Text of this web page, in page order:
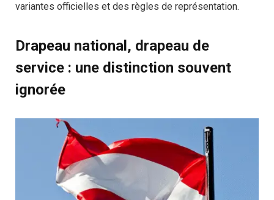
variantes officielles et des règles de représentation.
Drapeau national, drapeau de
service : une distinction souvent
ignorée